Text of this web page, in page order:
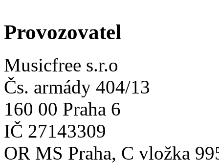
Provozovatel
Musicfree s.r.o
Čs. armády 404/13
160 00 Praha 6
IČ 27143309
OR MS Praha, C vložka